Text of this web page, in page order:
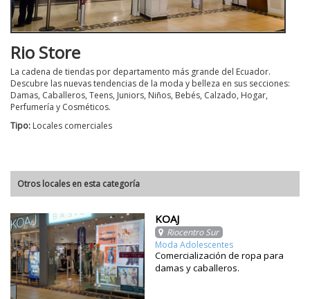
Rio Store
La cadena de tiendas por departamento más grande del Ecuador.
Descubre las nuevas tendencias de la moda y belleza en sus secciones:
Damas, Caballeros, Teens, Juniors, Niños, Bebés, Calzado, Hogar,
Perfumería y Cosméticos.
Tipo: Locales comerciales
Otros locales en esta categoría
KOAJ
Riocentro Sur
Moda Adolescentes
Comercialización de ropa para
damas y caballeros.